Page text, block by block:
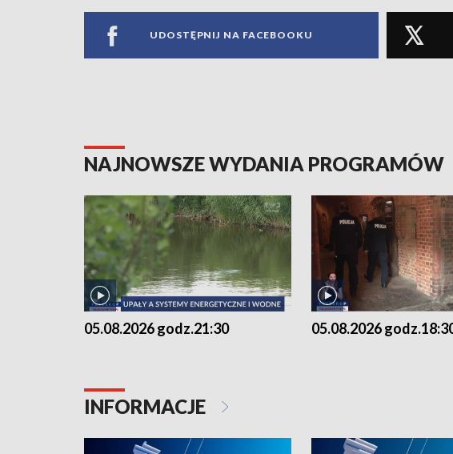
UDOSTĘPNIJ NA FACEBOOKU
NAJNOWSZE WYDANIA PROGRAMÓW
05.08.2026 godz.21:30 05.08.2026
INFORMACJE